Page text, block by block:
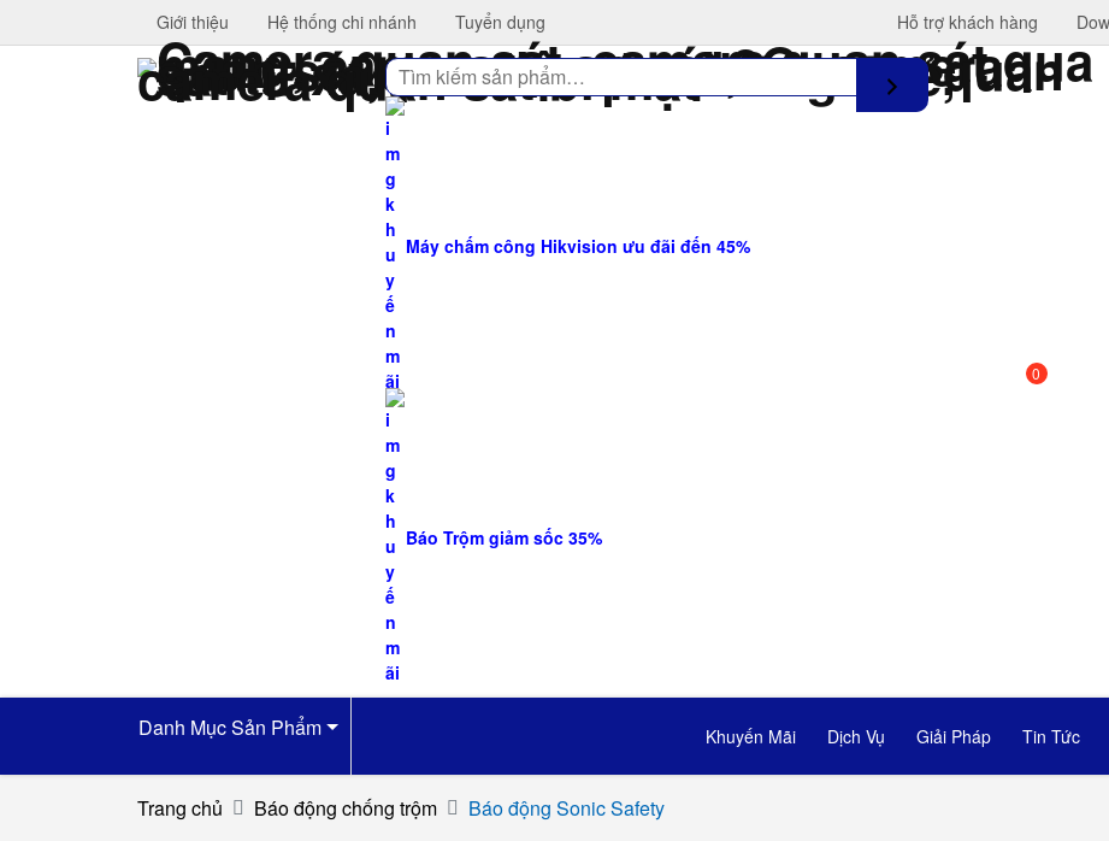
Giới thiệu Hệ thống chi nhánh Tuyển dụng Hỗ trợ khách hàng
Tìm
kiếm
Máy chấm công Hikvision ưu đãi đến 45%
Báo Trộm giảm sốc 35%
0
Danh Mục Sản Phẩm Khuyến Mãi Dịch Vụ Giải Pháp Tin Tức
Trang chủ Báo động chống trộm
Báo động Sonic Safety